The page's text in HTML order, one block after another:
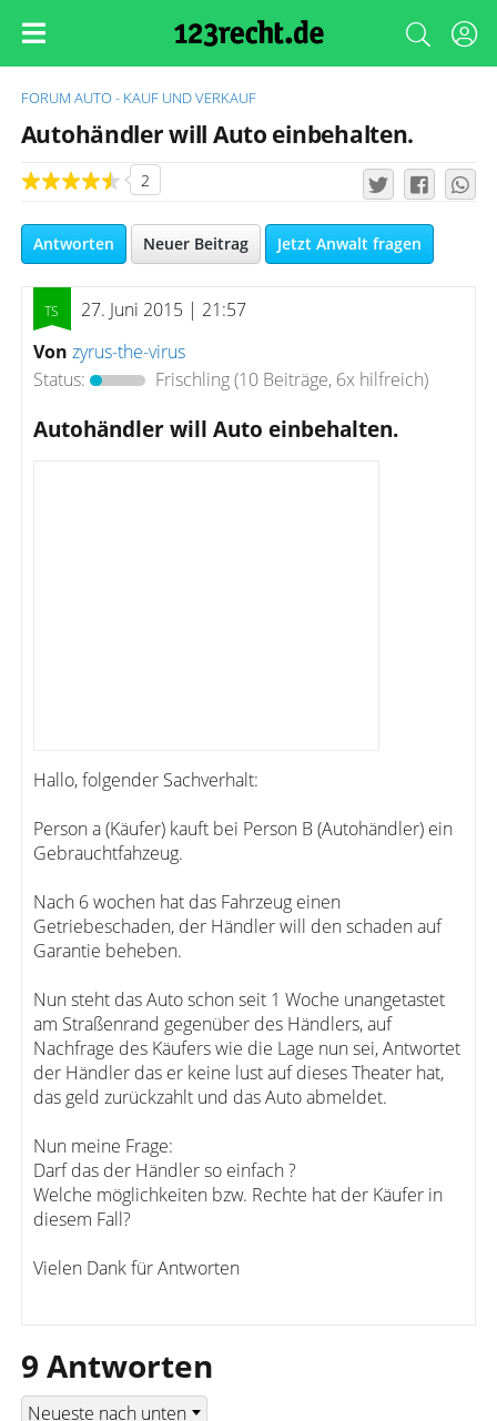
FORUM AUTO - KAUF UND VERKAUF
Autohändler will Auto einbehalten.
2
Antworten Neuer Beitrag Jetzt Anwalt fragen
27. Juni 2015 | 21:57
Von zyrus-the-virus
Status:
Frischling(10 Beiträge, 6x hilfreich)
Autohändler will Auto einbehalten.
Hallo, folgender Sachverhalt:
Person a (Käufer) kauft bei Person B (Autohändler) ein
Gebrauchtfahzeug.
Nach 6 wochen hat das Fahrzeug einen
Getriebeschaden, der Händler will den schaden auf
Garantie beheben.
Nun steht das Auto schon seit 1 Woche unangetastet
am Straßenrand gegenüber des Händlers, auf
Nachfrage des Käufers wie die Lage nun sei, Antwortet
der Händler das er keine lust auf dieses Theater hat,
das geld zurückzahlt und das Auto abmeldet.
Nun meine Frage:
Darf das der Händler so einfach ?
Welche möglichkeiten bzw. Rechte hat der Käufer in
diesem Fall?
Vielen Dank für Antworten
9 Antworten